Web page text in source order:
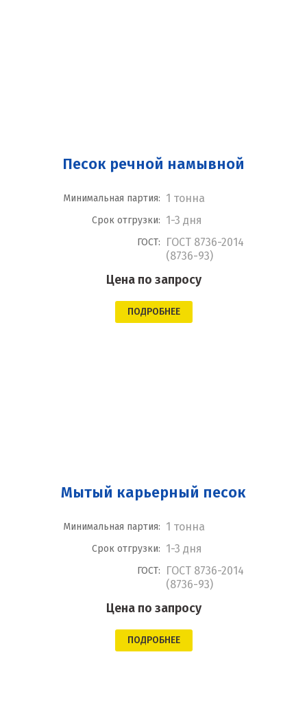
Песок речной намывной
Минимальная партия: 1 тонна
Срок отгрузки: 1-3 дня
ГОСТ:
ГОСТ 8736-2014
(8736-93)
Цена по запросу
ПОДРОБНЕЕ
Мытый карьерный песок
Минимальная партия: 1 тонна
Срок отгрузки: 1-3 дня
ГОСТ:
ГОСТ 8736-2014
(8736-93)
Цена по запросу
ПОДРОБНЕЕ